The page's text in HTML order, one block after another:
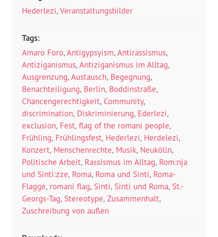
Hederlezi,Veranstaltungsbilder
Tags:
Amaro Foro,Antigypsyism,Antirassismus,
Antiziganismus,Antiziganismus im Alltag,
Ausgrenzung,Austausch, Begegnung,
Benachteiligung, Berlin, Boddinstraße,
Chancengerechtigkeit, Community,
discrimination, Diskriminierung, Ederlezi,
exclusion, Fest, flag of the romani people,
Frühling, Frühlingsfest, Hederlezi, Herdelezi,
Konzert, Menschenrechte, Musik, Neukölln,
Politische Arbeit, Rassismus im Alltag, Rom:nja
und Sinti:zze, Roma, Roma und Sinti, Roma-
Flagge, romani flag, Sinti, Sinti und Roma, St.-
Georgs-Tag, Stereotype, Zusammenhalt,
Zuschreibung von außen